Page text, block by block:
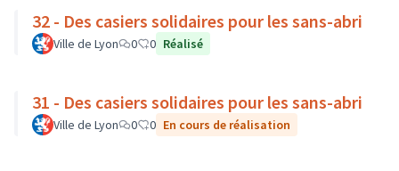
32 - Des casiers solidaires pour les sans-abri
Ville de Lyon 0 0 Réalisé
31 - Des casiers solidaires pour les sans-abri
Ville de Lyon 0 0 En cours de réalisation